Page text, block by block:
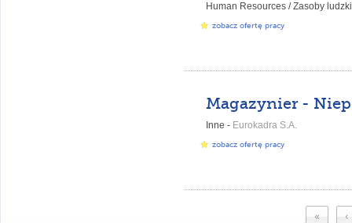
Human Resources / Zasoby
zobacz ofertę pracy
Magazynier -
Inne - Eurokadra S.A.
zobacz ofertę pracy
« ‹